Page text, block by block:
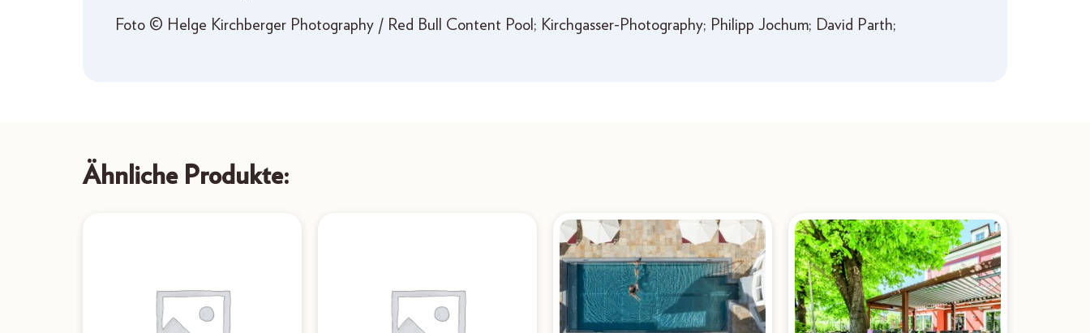
Foto © Helge Kirchberger Photography / Red Bull Content Pool; Kirchgasser-Photography; Philipp Jochum; David Parth;
Ähnliche Produkte: